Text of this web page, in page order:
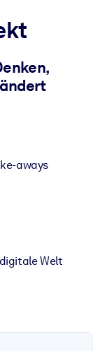
auf.
in Ihr LMS/LXP für
aways
Welt